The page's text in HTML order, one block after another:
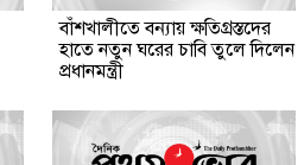
বাঁশখালীতে বন্যায় ক্ষতিগ্রস্তদের
হাতে নতুন ঘরের চাবি তুলে দিলেন
প্রধানমন্ত্রী